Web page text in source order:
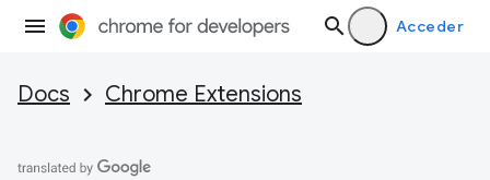
Acceder
Docs Chrome Extensions